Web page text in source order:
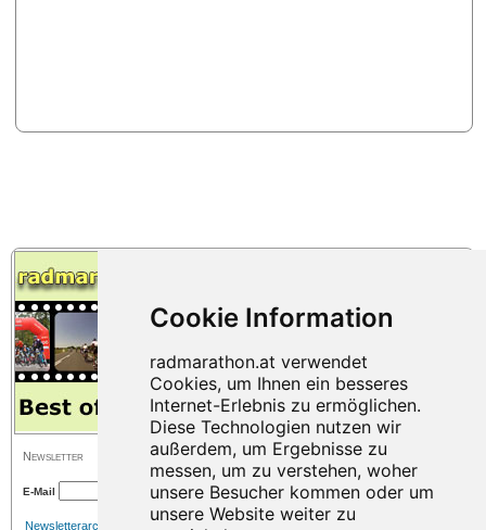
Newsletter
E-Mail
Newsletterarchiv